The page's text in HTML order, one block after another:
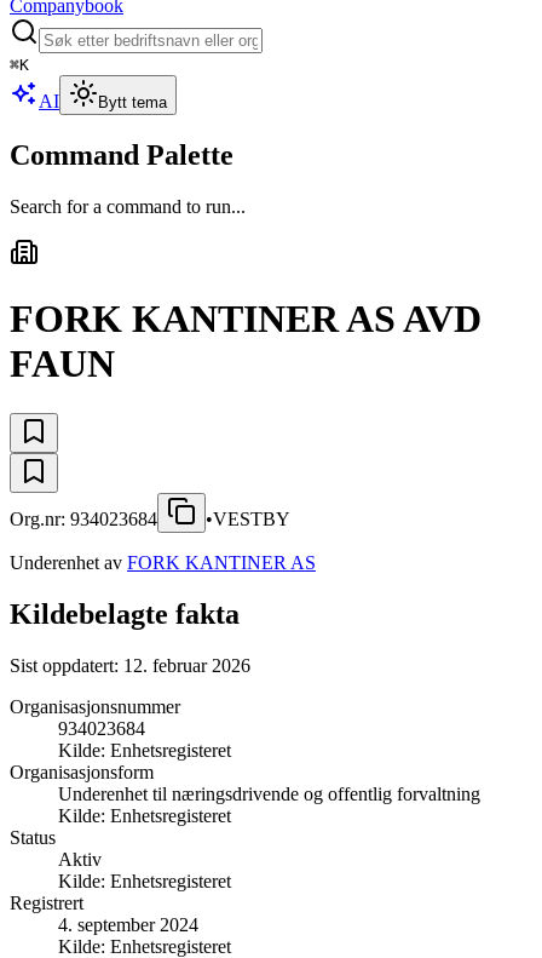
Companybook
⌘K
AI Bytt tema
Command Palette
Search for a command to run...
FORK KANTINER AS AVD
FAUN
Org.nr: 934023684 •VESTBY
Underenhet av FORK KANTINER AS
Kildebelagte fakta
Sist oppdatert: 12. februar 2026
Organisasjonsnummer
934023684
Kilde: Enhetsregisteret
Organisasjonsform
Underenhet til næringsdrivende og offentlig forvaltning
Kilde: Enhetsregisteret
Status
Aktiv
Kilde: Enhetsregisteret
Registrert
4. september 2024
Kilde: Enhetsregisteret